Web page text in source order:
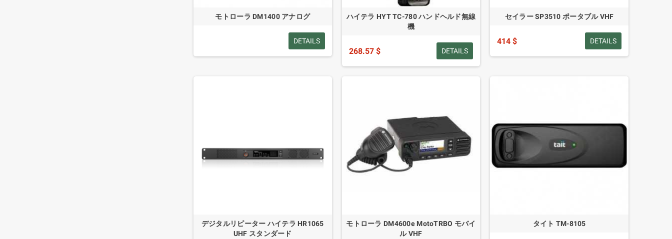
モトローラ DM1400 アナログ
DETAILS
ハイテラ HYT TC-780 ハンドヘルド無線
機
268.57 $ DETAILS
セイラー SP3510 ポータブル VHF
414 $ DETAILS
デジタルリピーター ハイテラ HR1065
UHF スタンダード
モトローラ DM4600e MotoTRBO モバイ
ル VHF
タイト TM-8105